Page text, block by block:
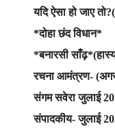
यदि ऐसा हो जाए
*दोहा छंद विधान*
*बनारसी
रचना आमंत्रण-
संगम सवेरा जुलाई
संपादकीय- जुलाई